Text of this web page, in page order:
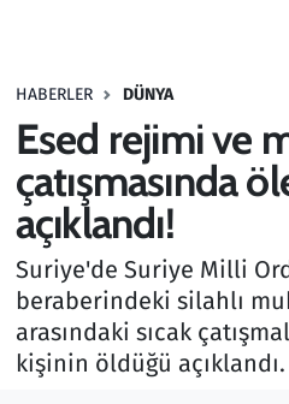
HABERLER DÜNYA
Esed rejimi ve
çatışmasında
açıklandı!
Suriye'de Suriye Milli
beraberindeki silahlı
arasındaki sıcak
kişinin öldüğü açıklandı.
Haber
Kültür Sanat
Kurumsal Haberler
Lezzet Durağı
Memur ve Kamu